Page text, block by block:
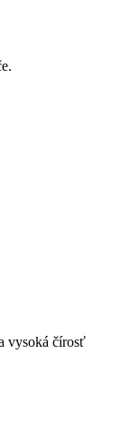
vysoká čírosť